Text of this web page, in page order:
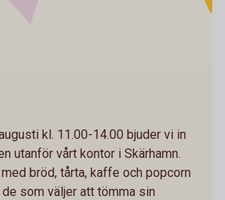
kl. 11.00-14.00 bjuder vi in
utanför vårt kontor i Skärhamn.
bröd, tårta, kaffe och popcorn
som väljer att tömma sin